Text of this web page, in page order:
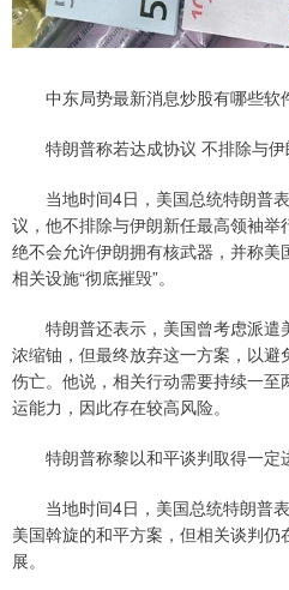
中东局势最新消息炒股有哪些软
特朗普称若达成协议 不排除与伊
当地时间4日，美国总统特朗普
议，他不排除与伊朗新任最高领袖
绝不会允许伊朗拥有核武器，并称
相关设施“彻底摧毁”。
特朗普还表示，美国曾考虑派遣
浓缩铀，但最终放弃这一方案，以
伤亡。他说，相关行动需要持续一
运能力，因此存在较高风险。
特朗普称黎以和平谈判取得一定
当地时间4日，美国总统特朗普
美国斡旋的和平方案，但相关谈判
展。